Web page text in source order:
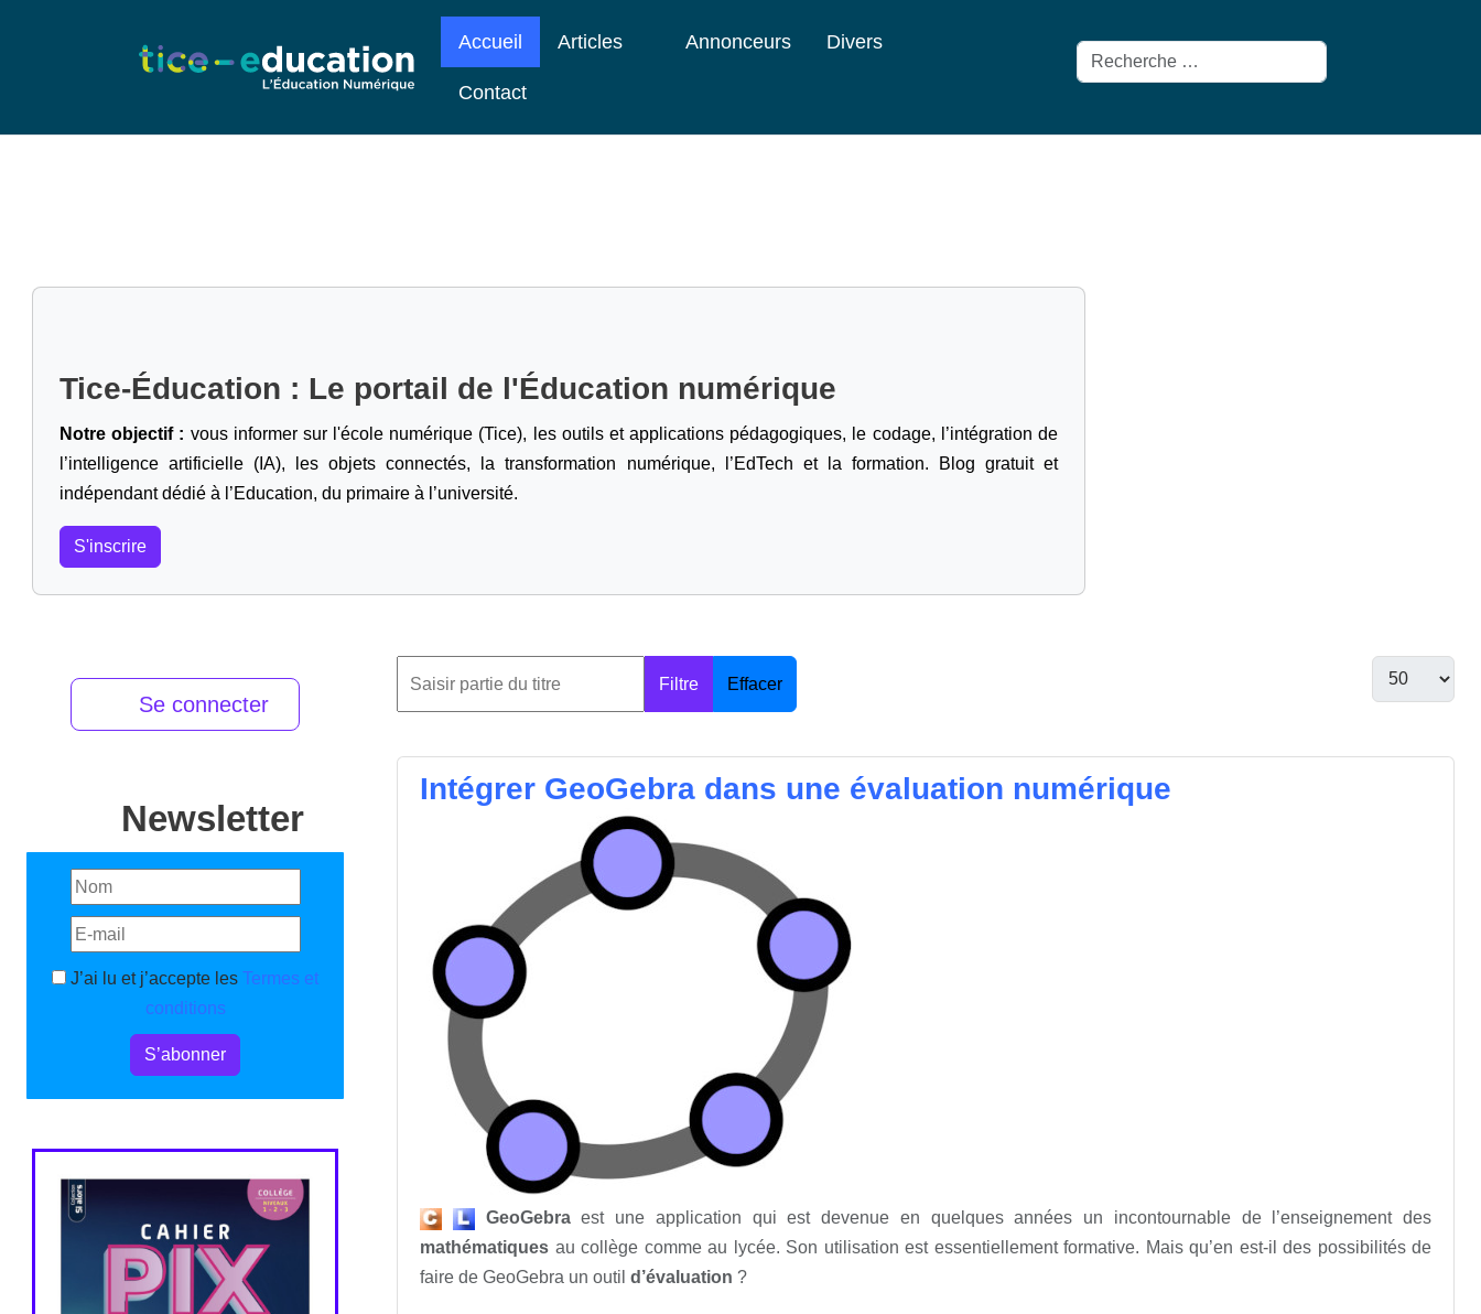
Accueil Articles Annonceurs Divers
Contact
Rechercher
Tice-Éducation : Le portail de l'Éducation numérique
Notre objectif : vous informer sur l'école numérique (Tice), les outils et applications pédagogiques, le codage,
l’intégration de
l’intelligence artificielle (IA), les objets connectés, la transformation numérique, l’EdTech et la formation. Blog gratuit et
indépendant dédié à l’Education, du primaire à l’université.
S'inscrire
Se connecter
Newsletter
J’ai lu et j’accepte les Termes et
conditions
S’abonner
Filtre Effacer
Intégrer GeoGebra dans une évaluation numérique
GeoGebraest une application qui est devenue en quelques années un incontournable de l’enseignement des
mathématiques au collège comme au lycée. Son utilisation est essentiellement formative. Mais qu’en est-il des possibilités de
faire de GeoGebra un outil d’évaluation ?